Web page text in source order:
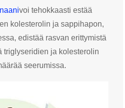
voi tehokkaasti estää
kolesterolin ja sappihapon,
edistää rasvan erittymistä
triglyseridien ja kolesterolin
seerumissa.